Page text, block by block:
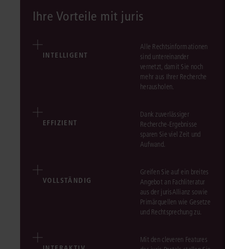
Ihre Vorteile mit juris
INTELLIGENT
Alle Rechtsinformationen
sind untereinander
vernetzt, damit Sie noch
mehr aus Ihrer Recherche
herausholen.
EFFIZIENT
Dank zuverlässiger
Recherche-Ergebnisse
sparen Sie viel Zeit und
Aufwand.
VOLLSTÄNDIG
Greifen Sie auf ein breites
Angebot an Fachliteratur
aus der jurisAllianz sowie
Primärquellen wie Gesetze
und Rechtsprechung zu.
Mit den cleveren Features